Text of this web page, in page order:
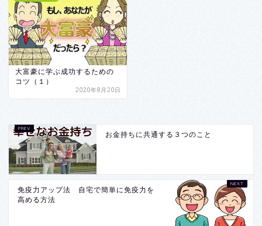
大富豪に学ぶ成功するための
コツ（１）
2020年8月20日
お金持ちに共通する３つのこと
免疫力アップ法 自宅で簡単に免疫力を
高める方法